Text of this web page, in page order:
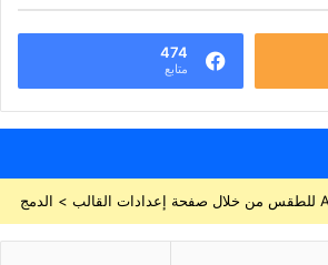
474
متابع